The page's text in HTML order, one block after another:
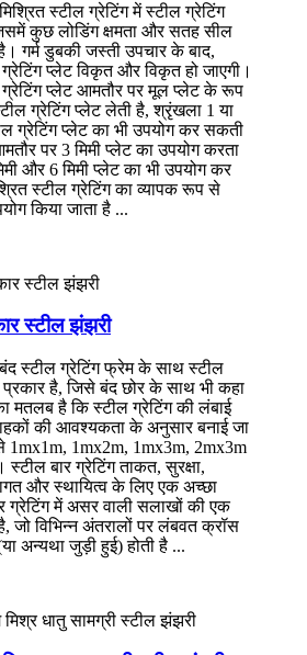
स्टील ग्रेटिंग में स्टील ग्रेटिंग
कुछ लोडिंग क्षमता और सतह सील
गर्म डुबकी जस्ती उपचार के बाद,
प्लेट विकृत और विकृत हो जाएगी।
ग्रेटिंग प्लेट आमतौर पर मूल प्लेट के रूप
ग्रेटिंग प्लेट लेती है, श्रृंखला 1 या
ग्रेटिंग प्लेट का भी उपयोग कर सकती
पर 3 मिमी प्लेट का उपयोग करता
और 6 मिमी प्लेट का भी उपयोग कर
स्टील ग्रेटिंग का व्यापक रूप से
किया जाता है ...
स्टील झंझरी
बंद स्टील ग्रेटिंग फ्रेम के साथ स्टील
है, जिसे बंद छोर के साथ भी कहा
मतलब है कि स्टील ग्रेटिंग की लंबाई
की आवश्यकता के अनुसार बनाई जा
1mx2m, 1mx3m, 2mx3m
बार ग्रेटिंग ताकत, सुरक्षा,
और स्थायित्व के लिए एक अच्छा
ग्रेटिंग में असर वाली सलाखों की एक
जो विभिन्न अंतरालों पर लंबवत क्रॉस
अन्यथा जुड़ी हुई) होती है ...